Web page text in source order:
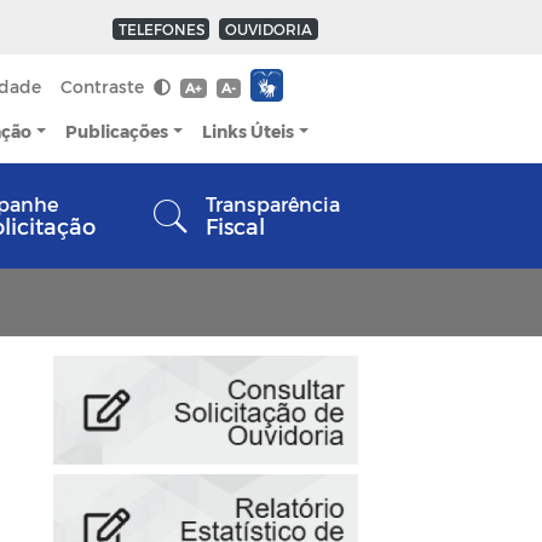
TELEFONES OUVIDORIA
Contraste A+ A-
Publicações Links Úteis
Transparência
Fiscal